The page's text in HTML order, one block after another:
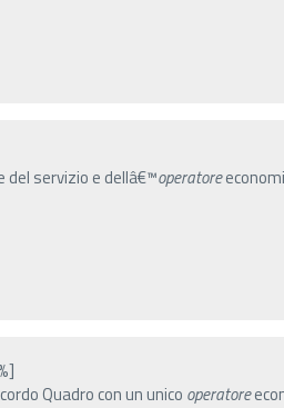
del servizio e dellâ€™operatore
Quadro con un unico operatore